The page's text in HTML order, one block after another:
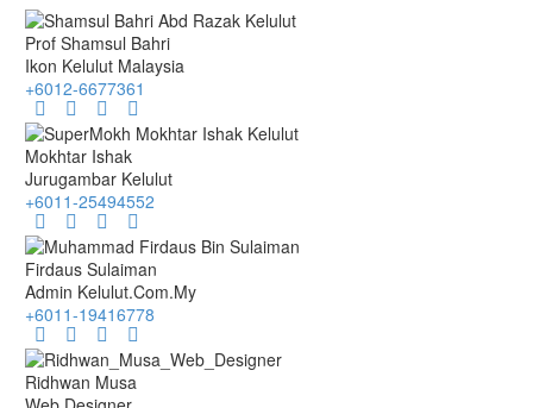
Prof Shamsul Bahri
Ikon Kelulut Malaysia
+6012-6677361
Mokhtar Ishak
Jurugambar Kelulut
+6011-25494552
Firdaus Sulaiman
Admin Kelulut.Com.My
+6011-19416778
Ridhwan Musa